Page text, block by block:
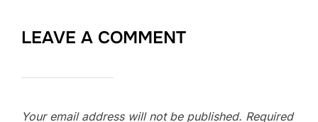
LEAVE A COMMENT
Your email address will not be published. Required